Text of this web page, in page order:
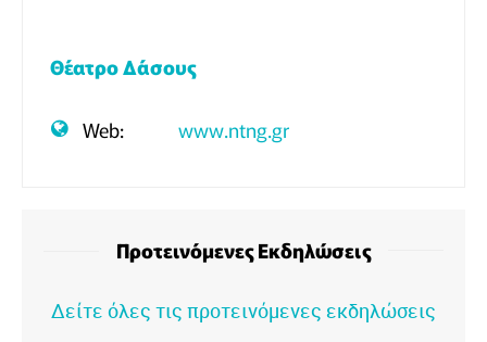
Θέατρο Δάσους
Web: www.ntng.gr
Προτεινόμενες Εκδηλώσεις
Δείτε όλες τις προτεινόμενες εκδηλώσεις